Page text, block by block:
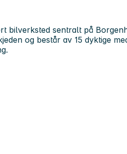
bilverksted sentralt på
og består av 15 dyktige